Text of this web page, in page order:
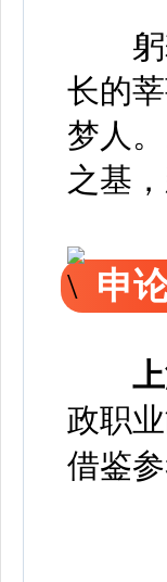
躬耕
长的
梦人
之基
申
政职
借鉴